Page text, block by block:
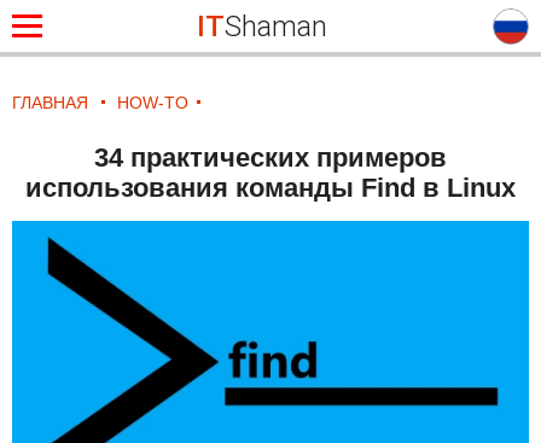
ITShaman
ГЛАВНАЯ HOW-TO
34 практических примеров
использования команды Find в Linux